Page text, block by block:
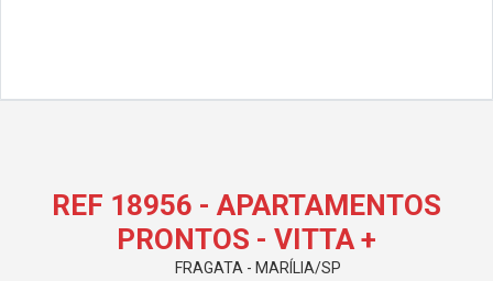
REF 18956 - APARTAMENTOS
PRONTOS - VITTA +
FRAGATA - MARÍLIA/SP